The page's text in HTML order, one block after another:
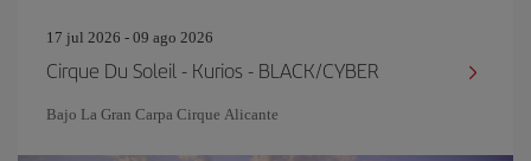
17 jul 2026 - 09 ago 2026
Cirque Du Soleil - Kurios - BLACK/CYBER
Bajo La Gran Carpa Cirque Alicante